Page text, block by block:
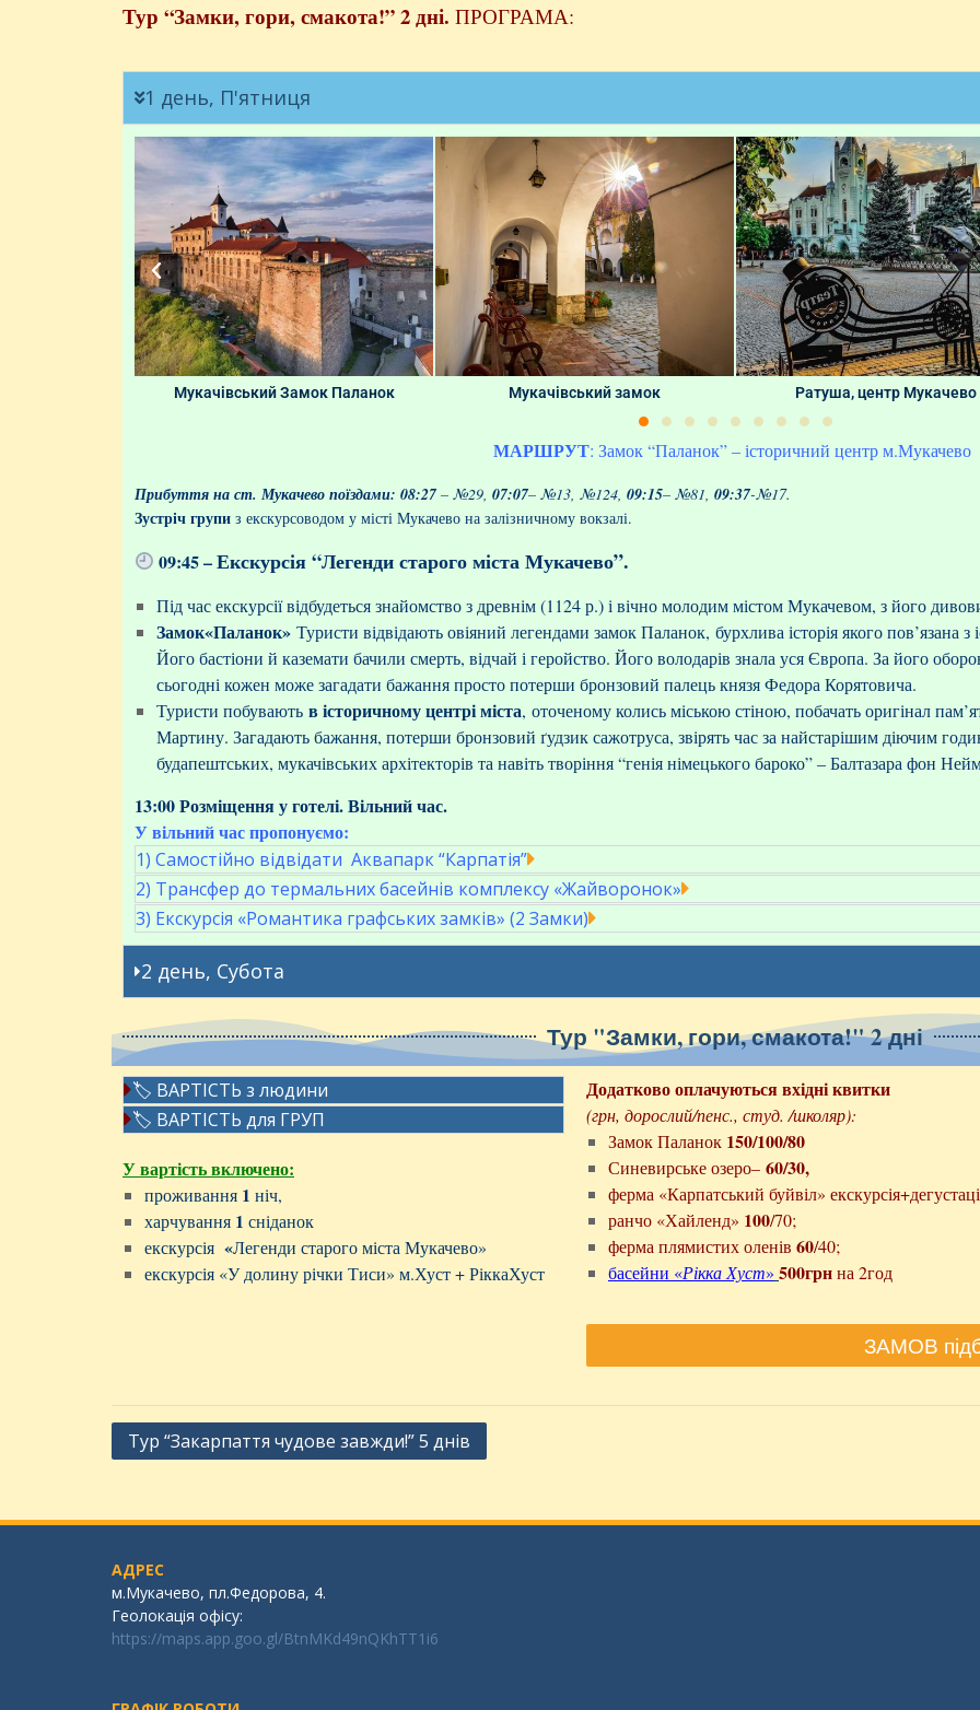
Тур “Замки, гори, смакота!” 2 дні. ПРОГРАМА:
1 день, П'ятниця
Мукачівський Замок Паланок Мукачівський замок Ратуша, центр Мукачево
МАРШРУТ: Замок “Паланок” – історичний центр м.Мукачево
Прибуття на ст. Мукачево поїздами: 08:27– №29, 07:07– №13, №124, 09:15– №81, 09:37-№17.
Зустріч групи з екскурсоводом у місті Мукачево на залізничному вокзалі.
09:45 –Екскурсія “Легенди старого міста Мукачево”.
Під час екскурсії відбудеться знайомство з древнім (1124 р.) і вічно молодим містом Мукачевом, з його
Замок«Паланок» Туристи відвідають овіяний легендами замок Паланок, бурхлива історія якого пов’язана
Його бастіони й каземати бачили смерть, відчай і геройство. Його володарів знала уся Європа. За його
сьогодні кожен може загадати бажання просто потерши бронзовий палець князя Федора Корятовича.
Туристи побувають в історичному центрі міста, оточеному колись міською стіною, побачать оригінал
Мартину. Загадають бажання, потерши бронзовий ґудзик сажотруса, звірять час за найстарішим діючим
будапештських, мукачівських архітекторів та навіть творіння “генія німецького бароко” – Балтазара фон
13:00 Розміщення у готелі. Вільний час.
У вільний час пропонуємо:
1) Самостійно відвідати Аквапарк “Карпатія”
2) Трансфер до термальних басейнів комплексу «Жайворонок»
3) Екскурсія «Романтика графських замків» (2 Замки)
2 день, Субота
Тур "Замки, гори, смакота!" 2 дні
🏷 ВАРТІСТЬ з людини
🏷 ВАРТІСТЬ для ГРУП
У вартість включено:
проживання 1 ніч,
харчування 1 сніданок
екскурсія «Легенди старого міста Мукачево»
екскурсія «У долину річки Тиси» м.Хуст + РіккаХуст
Додатково оплачуються вхідні квитки
(грн, дорослий/пенс., студ. /школяр):
Замок Паланок 150/100/80
Синевирське озеро– 60/30,
ферма «Карпатський буйвіл»
ранчо «Хайленд» 100/70;
ферма плямистих оленів 60/40;
басейни «Рікка Хуст» 500грнна 2год
ЗАМОВ
Тур “Закарпаття чудове завжди!” 5 днів
АДРЕС
м.Мукачево, пл.Федорова, 4.
Геолокація офісу:
https://maps.app.goo.gl/BtnMKd49nQKhTT1i6